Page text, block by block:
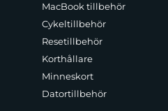
MacBook tillbehör
Cykeltillbehör
Resetillbehör
Korthållare
Minneskort
Datortillbehör